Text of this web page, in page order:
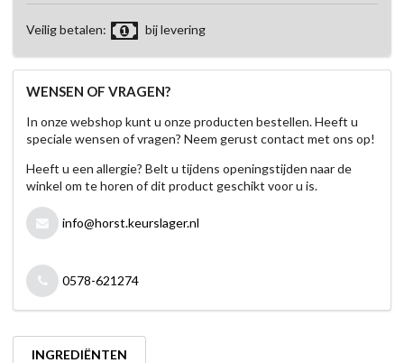
Veilig betalen: bij levering
WENSEN OF VRAGEN?
In onze webshop kunt u onze producten bestellen. Heeft u
speciale wensen of vragen? Neem gerust contact met ons op!
Heeft u een allergie? Belt u tijdens openingstijden naar de
winkel om te horen of dit product geschikt voor u is.
info@horst.keurslager.nl
0578-621274
INGREDIËNTEN